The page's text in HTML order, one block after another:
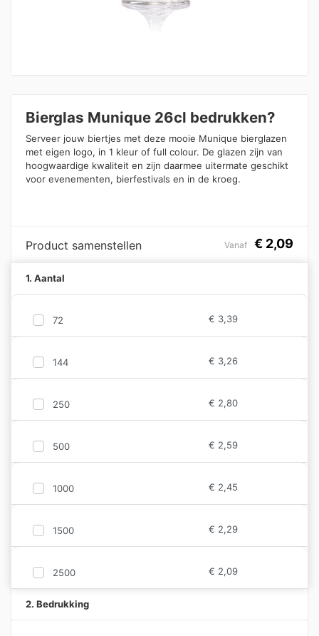
Bierglas Munique 26cl bedrukken?
Serveer jouw biertjes met deze mooie Munique bierglazen
met eigen logo, in 1 kleur of full colour. De glazen zijn van
hoogwaardige kwaliteit en zijn daarmee uitermate geschikt
voor evenementen, bierfestivals en in de kroeg.
Product samenstellen Vanaf € 2,09
1. Aantal
72 € 3,39
144 € 3,26
250 € 2,80
500 € 2,59
1000 € 2,45
1500 € 2,29
2500 € 2,09
2. Bedrukking